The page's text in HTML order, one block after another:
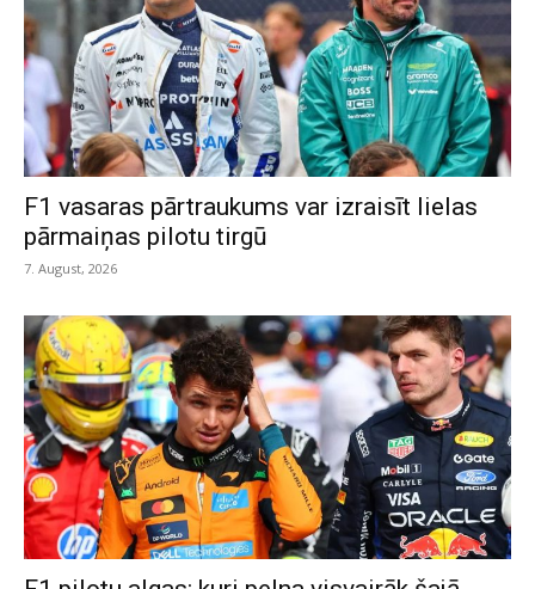
F1 vasaras pārtraukums var izraisīt lielas
pārmaiņas pilotu tirgū
7. August, 2026